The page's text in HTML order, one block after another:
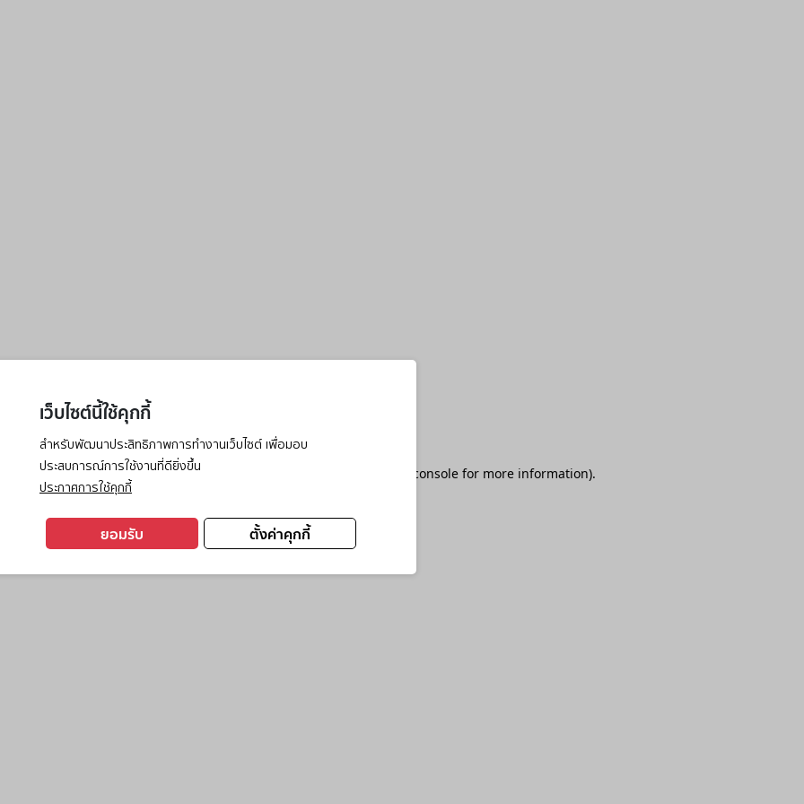
เว็บไซต์นี้ใช้คุกกี้
สำหรับพัฒนาประสิทธิภาพการทำงานเว็บไซต์ เพื่อมอบ
ประสบการณ์การใช้งานที่ดียิ่งขึ้น
ประกาศการใช้คุกกี้
ตั้งค่าคุกกี้
ยอมรับ
has occurred while loading browser console for more information).